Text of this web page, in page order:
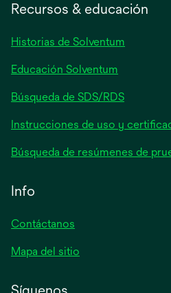
pestaña
Recursos & educación
Historias de Solventum
Educación Solventum
Búsqueda de SDS/RDS
Instrucciones de uso y
Búsqueda de resúmenes de
Info
Contáctanos
Mapa del sitio